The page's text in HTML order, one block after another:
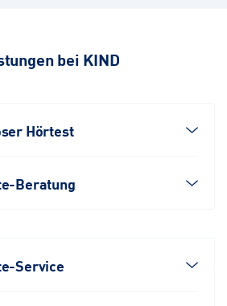
bei KIND
Hörtest
Beratung
Service